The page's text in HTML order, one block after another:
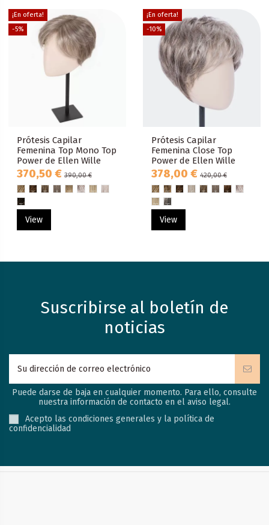
¡En oferta!
-5%
Prótesis Capilar
Femenina Top Mono Top
Power de Ellen Wille
370,50 € 390,00 €
View
¡En oferta!
-10%
Prótesis Capilar
Femenina Close Top
Power de Ellen Wille
378,00 € 420,00 €
View
Suscribirse al boletín de
noticias
Puede darse de baja en cualquier momento. Para ello, consulte
nuestra información de contacto en el aviso legal.
Acepto las condiciones generales y la política de
confidencialidad